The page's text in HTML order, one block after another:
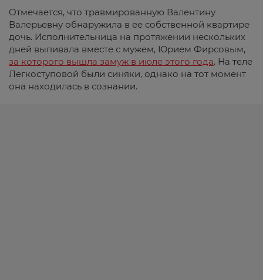
Отмечается, что травмированную Валентину
Валерьевну обнаружила в ее собственной квартире
дочь. Исполнительница на протяжении нескольких
дней выпивала вместе с мужем, Юрием Фирсовым,
за которого вышла замуж в июле этого года. На теле
Легкоступовой были синяки, однако на тот момент
она находилась в сознании.